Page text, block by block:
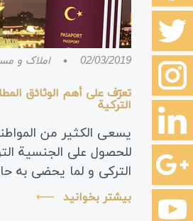
02/03/2019 املاک و
تعرّف على أهم الوثائق
التركية
يسعى الكثير من
للحصول على الجنسية
التركي و لما يحضى به
مزايا. في هذا المقال
للتقديم للحصول على
بیشتر بخوانید